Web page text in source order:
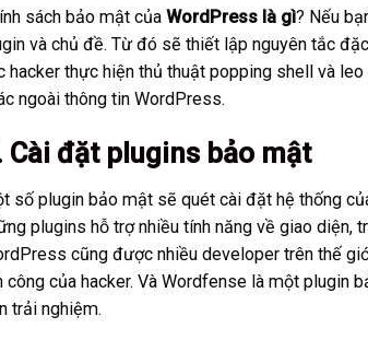
sách bảo mật của WordPress là gì? Nếu
và chủ đề. Từ đó sẽ thiết lập nguyên tắc
hacker thực hiện thủ thuật popping shell và
ngoài thông tin WordPress.
Cài đặt plugins bảo mật
số plugin bảo mật sẽ quét cài đặt hệ thống
plugins hỗ trợ nhiều tính năng về giao
cũng được nhiều developer trên thế
công của hacker. Và Wordfense là một plugin
trải nghiệm.